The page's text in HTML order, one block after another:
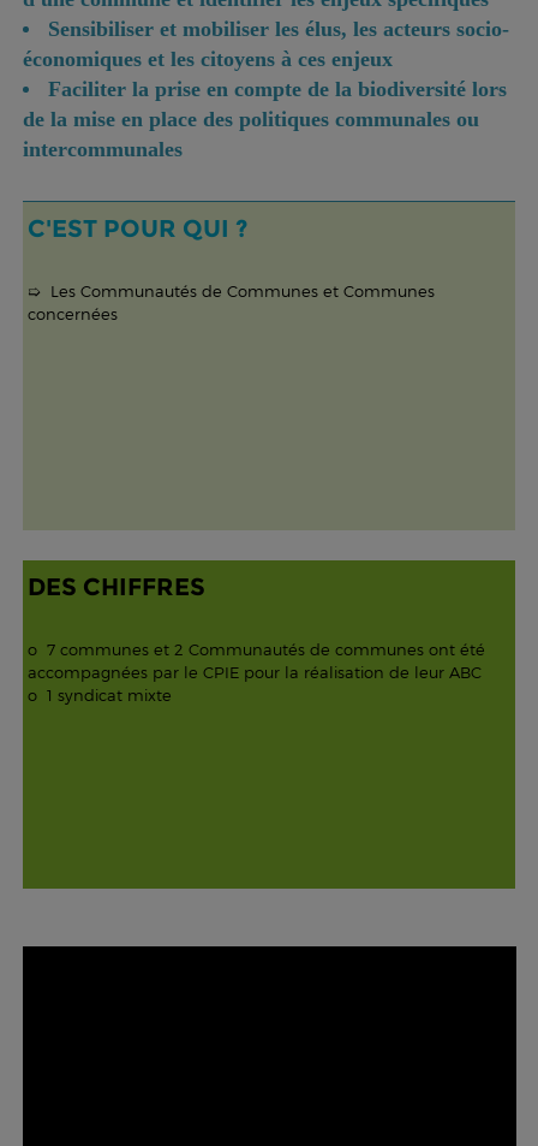
Sensibiliser et mobiliser les élus, les acteurs socio-
économiques et les citoyens à ces enjeux
Faciliter la prise en compte de la biodiversité lors
de la mise en place des politiques communales ou
intercommunales
C'EST POUR QUI ?
➯ Les Communautés de Communes et Communes
concernées
DES CHIFFRES
o 7 communes et 2 Communautés de communes ont été
accompagnées par le CPIE pour la réalisation de leur ABC
o 1 syndicat mixte